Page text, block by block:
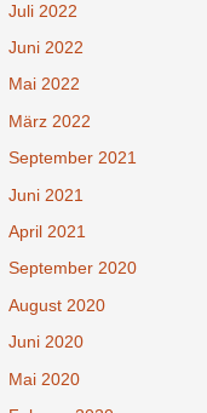
Juli 2022
Juni 2022
Mai 2022
März 2022
September 2021
Juni 2021
April 2021
September 2020
August 2020
Juni 2020
Mai 2020